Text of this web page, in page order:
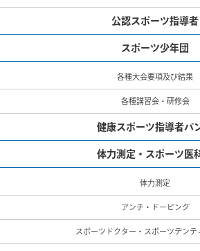
公認スポーツ指導者
スポーツ少年団
各種大会要項及び結果
各種講習会・研修会
健康スポーツ指導者バ
体力測定・スポーツ医
体力測定
アンチ・ドーピング
スポーツドクター・スポーツデンテ